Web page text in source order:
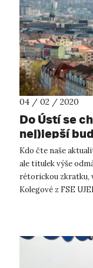
04 / 02 / 2020
Do Ústí se
nej)lepší
Kdo čte naše
ale titulek výše
rétorickou zkratku,
Kolegové z FSE